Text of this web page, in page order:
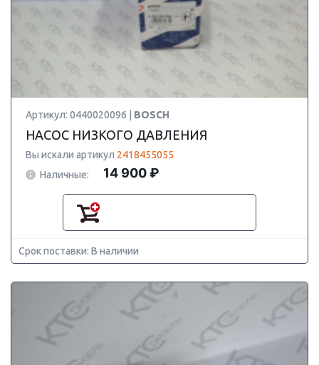
Артикул: 0440020096 | BOSCH
НАСОС НИЗКОГО ДАВЛЕНИЯ
Вы искали артикул 2418455055
Наличные:
14 900 ₽
Срок поставки: В наличии